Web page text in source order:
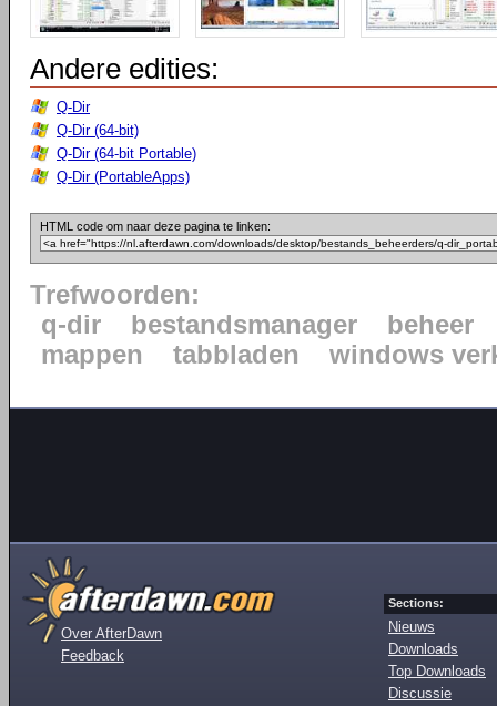
Andere edities:
Q-Dir
Q-Dir (64-bit)
Q-Dir (64-bit Portable)
Q-Dir (PortableApps)
HTML code om naar deze pagina te linken:
Trefwoorden:
q-dir
bestandsmanager
beheer
mappen
tabbladen windows
Over AfterDawn
Feedback
Sections:
Nieuws
Downloads
Top Downloads
Discussie